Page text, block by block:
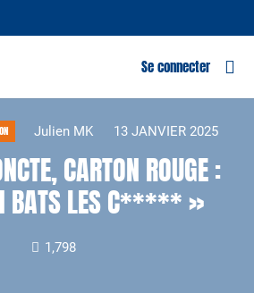
Se connecter
Julien MK 13 JANVIER 2025
CARTON ROUGE :
BATS LES C***** »
1,798